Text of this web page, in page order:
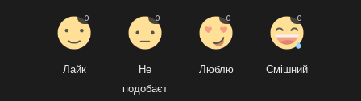
Лайк
0
Не
подобаєт
0
Люблю
0
Смішний
0